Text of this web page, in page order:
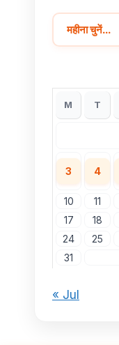
M T
3 4
10 11
17
18
24
25
31
« Jul